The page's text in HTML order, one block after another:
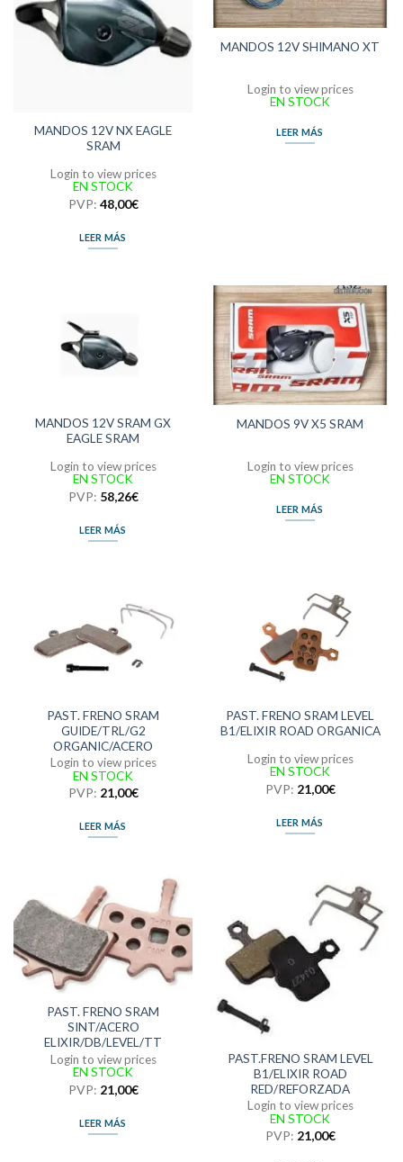
MANDOS 12V NX EAGLE
SRAM
Login to view prices
EN STOCK
PVP: 48,00€
LEER MÁS
MANDOS 12V SHIMANO XT
Login to view prices
EN STOCK
LEER MÁS
MANDOS 12V SRAM GX
EAGLE SRAM
Login to view prices
EN STOCK
PVP: 58,26€
LEER MÁS
MANDOS 9V X5 SRAM
Login to view prices
EN STOCK
LEER MÁS
PAST. FRENO SRAM
GUIDE/TRL/G2
ORGANIC/ACERO
Login to view prices
EN STOCK
PVP: 21,00€
LEER MÁS
PAST. FRENO SRAM LEVEL
B1/ELIXIR ROAD ORGANICA
Login to view prices
EN STOCK
PVP: 21,00€
LEER MÁS
PAST. FRENO SRAM
SINT/ACERO
ELIXIR/DB/LEVEL/TT
Login to view prices
EN STOCK
PVP: 21,00€
LEER MÁS
PAST.FRENO SRAM LEVEL
B1/ELIXIR ROAD
RED/REFORZADA
Login to view prices
EN STOCK
PVP: 21,00€